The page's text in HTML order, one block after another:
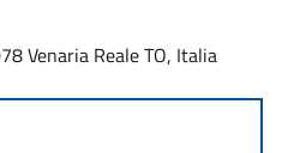
Venaria Reale TO, Italia